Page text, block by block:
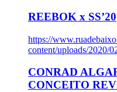
REEBOK x SS’20
https://
content/uploads/2020/
CONRAD
CONCEITO